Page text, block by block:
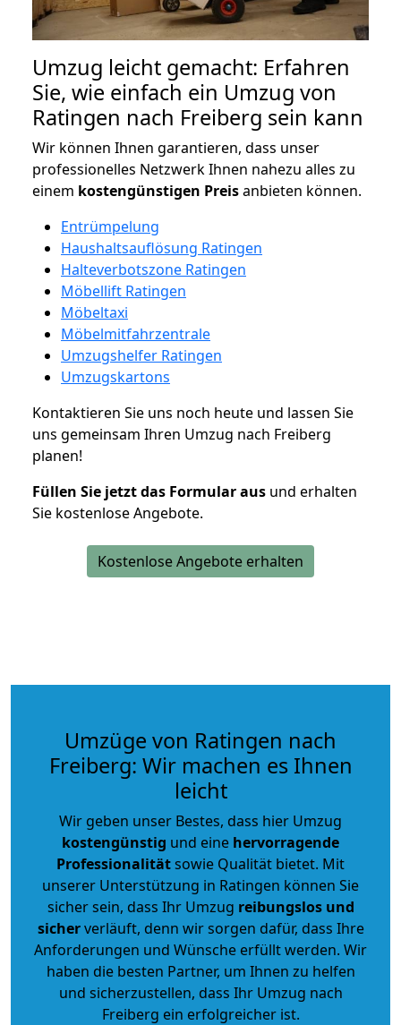
Umzug leicht gemacht: Erfahren
Sie, wie einfach ein Umzug von
Ratingen nach Freiberg sein kann
Wir können Ihnen garantieren, dass unser
professionelles Netzwerk Ihnen nahezu alles zu
einem kostengünstigen Preisanbieten können.
Entrümpelung
Haushaltsauflösung Ratingen
Halteverbotszone Ratingen
Möbellift Ratingen
Möbeltaxi
Möbelmitfahrzentrale
Umzugshelfer Ratingen
Umzugskartons
Kontaktieren Sie uns noch heute und lassen Sie
uns gemeinsam Ihren Umzug nach Freiberg
planen!
Füllen Sie jetzt das Formular aus und erhalten
Sie kostenlose Angebote.
Kostenlose Angebote erhalten
Umzüge von Ratingen nach
Freiberg: Wir machen es Ihnen
leicht
Wir geben unser Bestes, dass hier Umzug
kostengünstig und eine hervorragende
Professionalitätsowie Qualität bietet. Mit
unserer Unterstützung in Ratingen können Sie
sicher sein, dass Ihr Umzug reibungslos und
sicherverläuft, denn wir sorgen dafür, dass Ihre
Anforderungen und Wünsche erfüllt werden. Wir
haben die besten Partner, um Ihnen zu helfen
und sicherzustellen, dass Ihr Umzug nach
Freiberg ein erfolgreicher ist.